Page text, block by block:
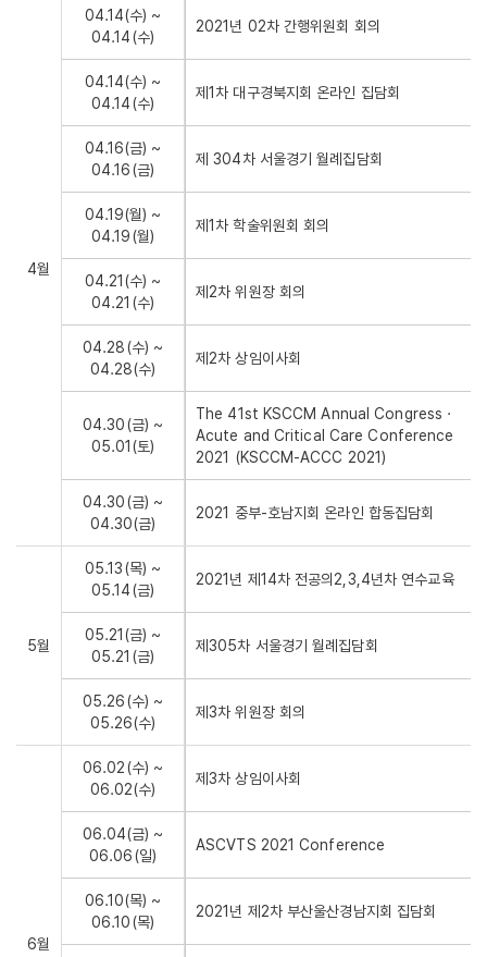
4월
04.14(수) ~
04.14(수)
2021년 02차 간행위원회 회의
04.14(수) ~
04.14(수)
제1차 대구경북지회 온라인 집담회
04.16(금) ~
04.16(금)
제 304차 서울경기 월례집담회
04.19(월) ~
04.19(월)
제1차 학술위원회 회의
04.21(수) ~
04.21(수)
제2차 위원장 회의
04.28(수) ~
04.28(수)
제2차 상임이사회
04.30(금) ~
05.01(토)
The 41st KSCCM Annual Congress ·
Acute and Critical Care Conference
2021 (KSCCM-ACCC 2021)
04.30(금) ~
04.30(금)
2021 중부-호남지회 온라인 합동집담회
5월
05.13(목) ~
05.14(금)
2021년 제14차 전공의2,3,4년차 연수교육
05.21(금) ~
05.21(금)
제305차 서울경기 월례집담회
05.26(수) ~
05.26(수)
제3차 위원장 회의
6월
06.02(수) ~
06.02(수)
제3차 상임이사회
06.04(금) ~
06.06(일)
ASCVTS 2021 Conference
06.10(목) ~
06.10(목)
2021년 제2차 부산울산경남지회 집담회